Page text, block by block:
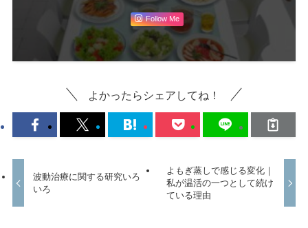
Follow Me
よかったらシェアしてね！
波動治療に関する研究いろ
いろ
よもぎ蒸しで感じる変化｜
私が温活の一つとして続け
ている理由